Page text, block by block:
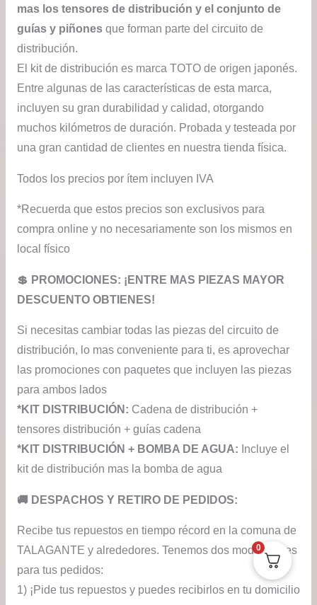
mas los tensores de distribución y el conjunto de
guías y piñones que forman parte del circuito de
distribución.
El kit de distribución es marca TOTO de origen japonés.
Entre algunas de las características de esta marca,
incluyen su gran durabilidad y calidad, otorgando
muchos kilómetros de duración. Probada y testeada por
una gran cantidad de clientes en nuestra tienda física.
Todos los precios por ítem incluyen IVA
*Recuerda que estos precios son exclusivos para
compra online y no necesariamente son los mismos en
local físico
💲​ PROMOCIONES: ¡ENTRE MAS PIEZAS MAYOR
DESCUENTO OBTIENES!
Si necesitas cambiar todas las piezas del circuito de
distribución, lo mas conveniente para ti, es aprovechar
las promociones con paquetes que incluyen las piezas
para ambos lados
*KIT DISTRIBUCIÓN: Cadena de distribución +
tensores distribución + guías cadena
*KIT DISTRIBUCIÓN + BOMBA DE AGUA: Incluye el
kit de distribución mas la bomba de agua
​🚚​ DESPACHOS Y RETIRO DE PEDIDOS:
Recibe tus repuestos en tiempo récord en la comuna de
TALAGANTE y alrededores. Tenemos dos modalidades
para tus pedidos:
1) ¡Pide tus repuestos y puedes recibirlos en tu domicilio
0